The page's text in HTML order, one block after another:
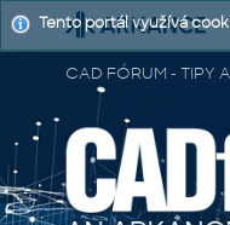
CAD FÓRUM - TIPY
Tento portál využívá